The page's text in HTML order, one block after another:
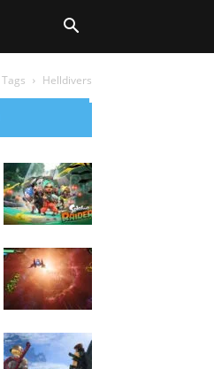
Tags Helldivers